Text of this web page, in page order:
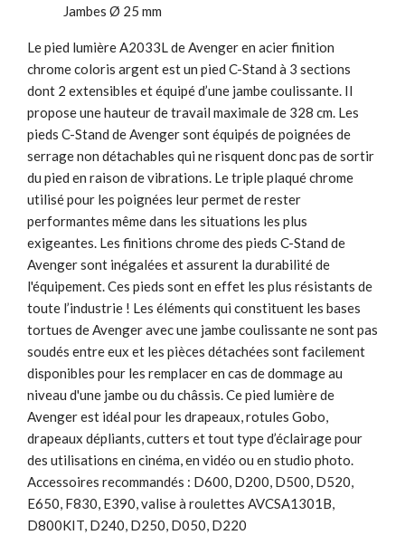
Jambes Ø 25 mm
Le pied lumière A2033L de Avenger en acier finition
chrome coloris argent est un pied C-Stand à 3 sections
dont 2 extensibles et équipé d’une jambe coulissante. Il
propose une hauteur de travail maximale de 328 cm. Les
pieds C-Stand de Avenger sont équipés de poignées de
serrage non détachables qui ne risquent donc pas de sortir
du pied en raison de vibrations. Le triple plaqué chrome
utilisé pour les poignées leur permet de rester
performantes même dans les situations les plus
exigeantes. Les finitions chrome des pieds C-Stand de
Avenger sont inégalées et assurent la durabilité de
l'équipement. Ces pieds sont en effet les plus résistants de
toute l’industrie ! Les éléments qui constituent les bases
tortues de Avenger avec une jambe coulissante ne sont pas
soudés entre eux et les pièces détachées sont facilement
disponibles pour les remplacer en cas de dommage au
niveau d'une jambe ou du châssis. Ce pied lumière de
Avenger est idéal pour les drapeaux, rotules Gobo,
drapeaux dépliants, cutters et tout type d’éclairage pour
des utilisations en cinéma, en vidéo ou en studio photo.
Accessoires recommandés : D600, D200, D500, D520,
E650, F830, E390, valise à roulettes AVCSA1301B,
D800KIT, D240, D250, D050, D220